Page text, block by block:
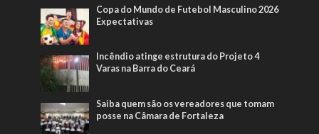
Copa do Mundo de Futebol Masculino 2026
Expectativas
Incêndio atinge estrutura do Projeto 4
Varas na Barra do Ceará
Saiba quem são os vereadores que tomam
posse na Câmara de Fortaleza